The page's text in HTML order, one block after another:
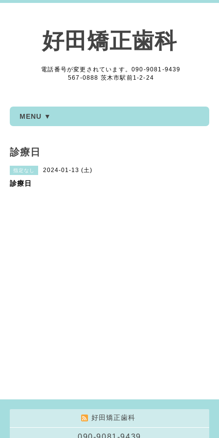
好田矯正歯科
電話番号が変更されています。090-9081-9439
567-0888 茨木市駅前1-2-24
MENU ▼
診療日
指定なし 2024-01-13 (土)
診療日
好田矯正歯科